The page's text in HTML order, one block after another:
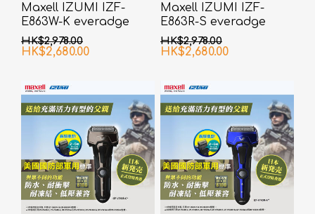
Maxell IZUMI IZF-
E863W-K everadge
IZUMI Premium 系列 6
刀片AI智能感应技术电动
HK$2,978.00
HK$2,680.00
Maxell IZUMI IZF-
E863R-S everadge
IZUMI Premium 系列 6
刀片AI智能感应技术电动
HK$2,978.00
HK$2,680.00